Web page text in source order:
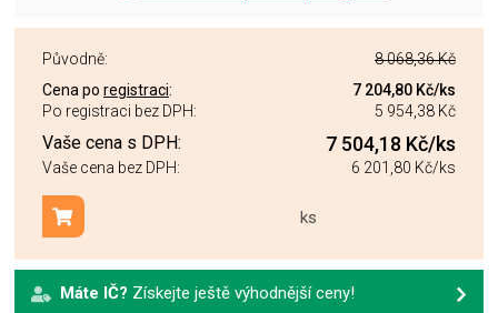
Původně:
8 068,36 Kč
Cena po registraci: 7 204,80 Kč/ks
Po registraci bez DPH:
5 954,38 Kč
Vaše cena s DPH: 7 504,18 Kč/ks
Vaše cena bez DPH: 6 201,80 Kč/ks
ks
Přidat do košíku
Máte IČ? Získejte ještě výhodnější ceny!